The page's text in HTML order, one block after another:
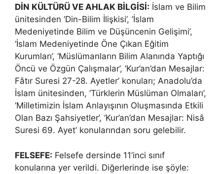
DİN KÜLTÜRÜ VE AHLAK BİLGİSİ: İslam ve Bilim
ünitesinden ‘Din-Bilim İlişkisi’, ‘İslam
Medeniyetinde Bilim ve Düşüncenin Gelişimi’,
‘İslam Medeniyetinde Öne Çıkan Eğitim
Kurumları’, ‘Müslümanların Bilim Alanında Yaptığı
Öncü ve Özgün Çalışmalar’, ‘Kur’an’dan Mesajlar:
Fâtır Suresi 27-28. Ayetler’ konuları; Anadolu’da
İslam ünitesinden, ‘Türklerin Müslüman Olmaları’,
‘Milletimizin İslam Anlayışının Oluşmasında Etkili
Olan Bazı Şahsiyetler’, ‘Kur’an’dan Mesajlar: Nisâ
Suresi 69. Ayet’ konularından soru gelebilir.
FELSEFE: Felsefe dersinde 11’inci sınıf
konularına yer verildi. Diğerlerinde ise şöyle: